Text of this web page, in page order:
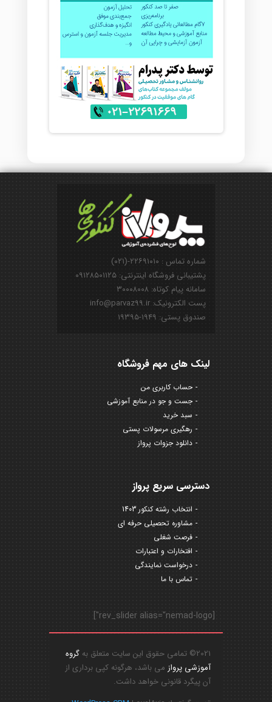
شماره تماس : ۲۲۶۹۱۰۱۰-(۰۲۱)
پشتیبانی فروشگاه اینترنتی: ۰۹۱۲۸۵۰۱۱۲۵
سامانه پیام کوتاه: ۳۰۰۰۸۰۰۸
پست الکترونیک: info@parvaz99.ir
صندوق پستی: ۱۹۴۹-۱۹۳۹۵
لینک های مهم فروشگاه
حساب کاربری من
جست و جو در منابع آموزشی
سبد خرید
رهگیری مرسولات پستی
دانلود جزوات پرواز
دسترسی سریع پرواز
انتخاب رشته کنکور 1403
مشاوره تحصیلی حرفه ای
فرصت شغلی
افتخارات و اعتبارات
درخواست نمایندگی
تماس با ما
[rev_slider alias="nemad-logo"]
2021© تمامی حقوق این سایت متعلق به
گروه
آموزشی پرواز می باشد، هرگونه کپی برداری از
آن پیگرد قانونی خواهد داشت.